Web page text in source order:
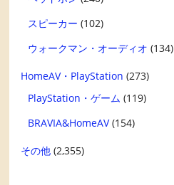
スピーカー (102)
ウォークマン・オーディオ (134)
HomeAV・PlayStation (273)
PlayStation・ゲーム (119)
BRAVIA&HomeAV(154)
その他 (2,355)